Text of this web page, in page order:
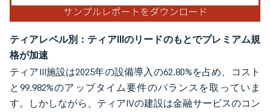
ティアレベル別：ティアIIIのリードのもとでプレミアム規
格が加速
ティアIII施設は2025年の設備導入の62.80%を占め、コスト
と99.982%のアップタイム要件のバランスを取っていま
す。しかしながら、ティアIVの建設は金融サービスのコン